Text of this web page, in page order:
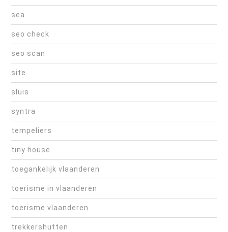
sea
seo check
seo scan
site
sluis
syntra
tempeliers
tiny house
toegankelijk vlaanderen
toerisme in vlaanderen
toerisme vlaanderen
trekkershutten